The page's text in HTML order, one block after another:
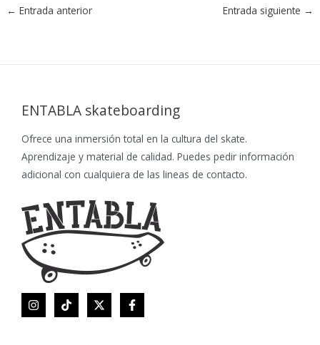
← Entrada anterior Entrada siguiente →
ENTABLA skateboarding
Ofrece una inmersión total en la cultura del skate.
Aprendizaje y material de calidad. Puedes pedir información
adicional con cualquiera de las lineas de contacto.